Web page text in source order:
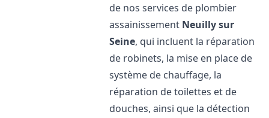
de nos services de plombier
assainissement Neuilly sur
Seine, qui incluent la réparation
de robinets, la mise en place de
système de chauffage, la
réparation de toilettes et de
douches, ainsi que la détection